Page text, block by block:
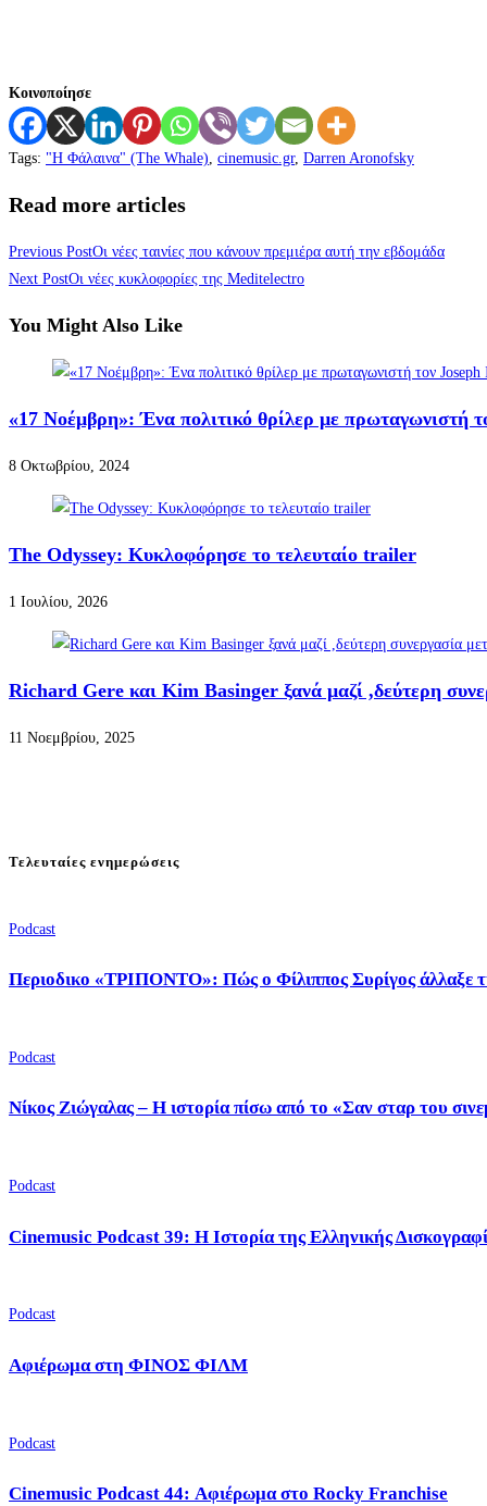
Κοινοποίησε
Tags: "Η Φάλαινα" (The Whale) cinemusic.gr, Darren Aronofsky
Read more articles
Previous PostΟι νέες ταινίες που κάνουν πρεμιέρα αυτή την εβδομάδα
Next PostΟι νέες κυκλοφορίες της Meditelectro
You Might Also Like
«17 Νοέμβρη»: Ένα πολιτικό θρίλερ με πρωταγωνιστή
8 Οκτωβρίου, 2024
The Odyssey: Κυκλοφόρησε το τελευταίο trailer
1 Ιουλίου, 2026
Richard Gere και Kim Basinger ξανά μαζί ,δεύτερη
11 Νοεμβρίου, 2025
Τελευταίες ενημερώσεις
Podcast
Περιοδικο «ΤΡΙΠΟΝΤΟ»: Πώς ο Φίλιππος Συρίγος άλλαξε
Podcast
Νίκος Ζιώγαλας – Η ιστορία πίσω από το «Σαν σταρ του
Podcast
Cinemusic Podcast 39: Η Ιστορία της Ελληνικής
Podcast
Αφιέρωμα στη ΦΙΝΟΣ ΦΙΛΜ
Podcast
Cinemusic Podcast 44: Αφιέρωμα στο Rocky Franchise